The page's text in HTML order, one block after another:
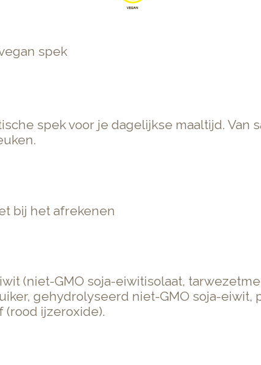
spek
spek voor je dagelijkse maaltijd. Van
bij het afrekenen
(niet-GMO soja-eiwitisolaat,
gehydrolyseerd niet-GMO soja-eiwit,
(rood ijzeroxide).